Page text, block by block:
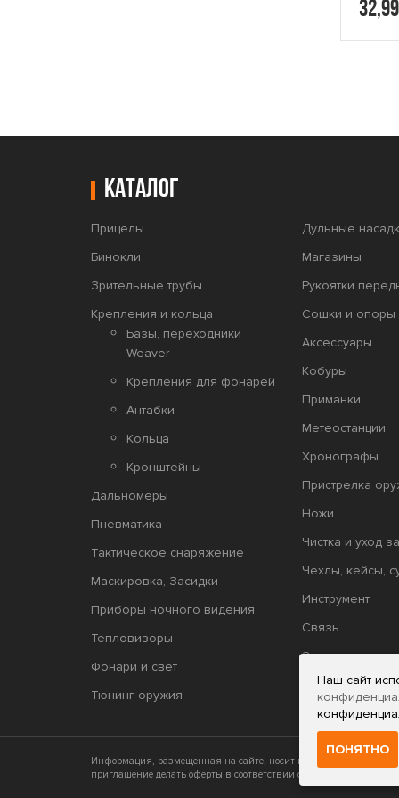
Каталог
Прицелы
Бинокли
Зрительные трубы
Крепления и кольца
Базы, переходники
Weaver
Крепления для фонарей
Антабки
Кольца
Кронштейны
Дальномеры
Пневматика
Тактическое снаряжение
Маскировка, Засидки
Приборы ночного видения
Тепловизоры
Фонари и свет
Тюнинг оружия
Дульные
Магазины
Рукоятки
Сошки и опоры
Аксессуары
Кобуры
Приманки
Метеостанции
Хронографы
Пристрелка
Ножи
Чистка и уход
Чехлы, кейсы,
Инструмент
Связь
Защита стрелка
Релоадинг
Информация, размещенная на сайте, носит исключительно
приглашение делать оферты в соответствии со статьями 435 и
Наш сайт
ПОНЯТНО